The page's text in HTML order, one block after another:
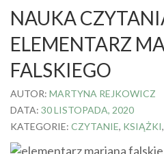
NAUKA
ELEMENTARZ
FALSKIEGO
AUTOR: MARTYNA REJKOWICZ
DATA: 30 LISTOPADA, 2020
KATEGORIE: CZYTANIE, KSIĄŻKI,